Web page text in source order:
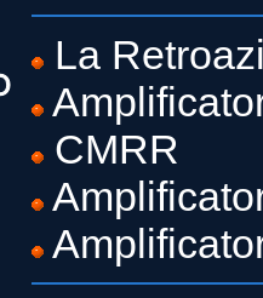
La
CMRR